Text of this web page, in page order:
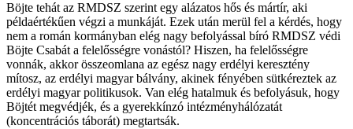
Böjte tehát az RMDSZ szerint egy alázatos hős és mártír, aki
példaértékűen végzi a munkáját. Ezek után merül fel a kérdés, hogy
nem a román kormányban elég nagy befolyással bíró RMDSZ védi
Böjte Csabát a felelősségre vonástól? Hiszen, ha felelősségre
vonnák, akkor összeomlana az egész nagy erdélyi keresztény
mítosz, az erdélyi magyar bálvány, akinek fényében sütkéreztek az
erdélyi magyar politikusok. Van elég hatalmuk és befolyásuk, hogy
Böjtét megvédjék, és a gyerekkínzó intézményhálózatát
(koncentrációs táborát) megtartsák.